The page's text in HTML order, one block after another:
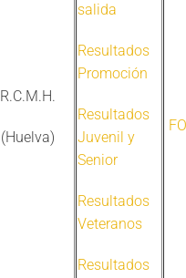
R.C.M.H.
(Huelva)
salida
Resultados
Promoción
Resultados
Juvenil y
Senior
Resultados
Veteranos
Resultados